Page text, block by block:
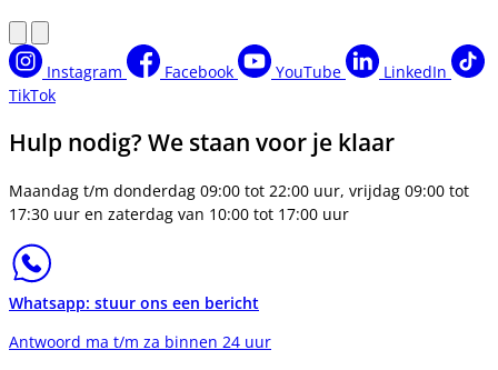
Instagram Facebook YouTube
LinkedIn
TikTok
Hulp nodig? We staan voor je klaar
Maandag t/m donderdag 09:00 tot 22:00 uur, vrijdag 09:00 tot
17:30 uur en zaterdag van 10:00 tot 17:00 uur
Whatsapp: stuur ons een bericht
Antwoord ma t/m za binnen 24 uur